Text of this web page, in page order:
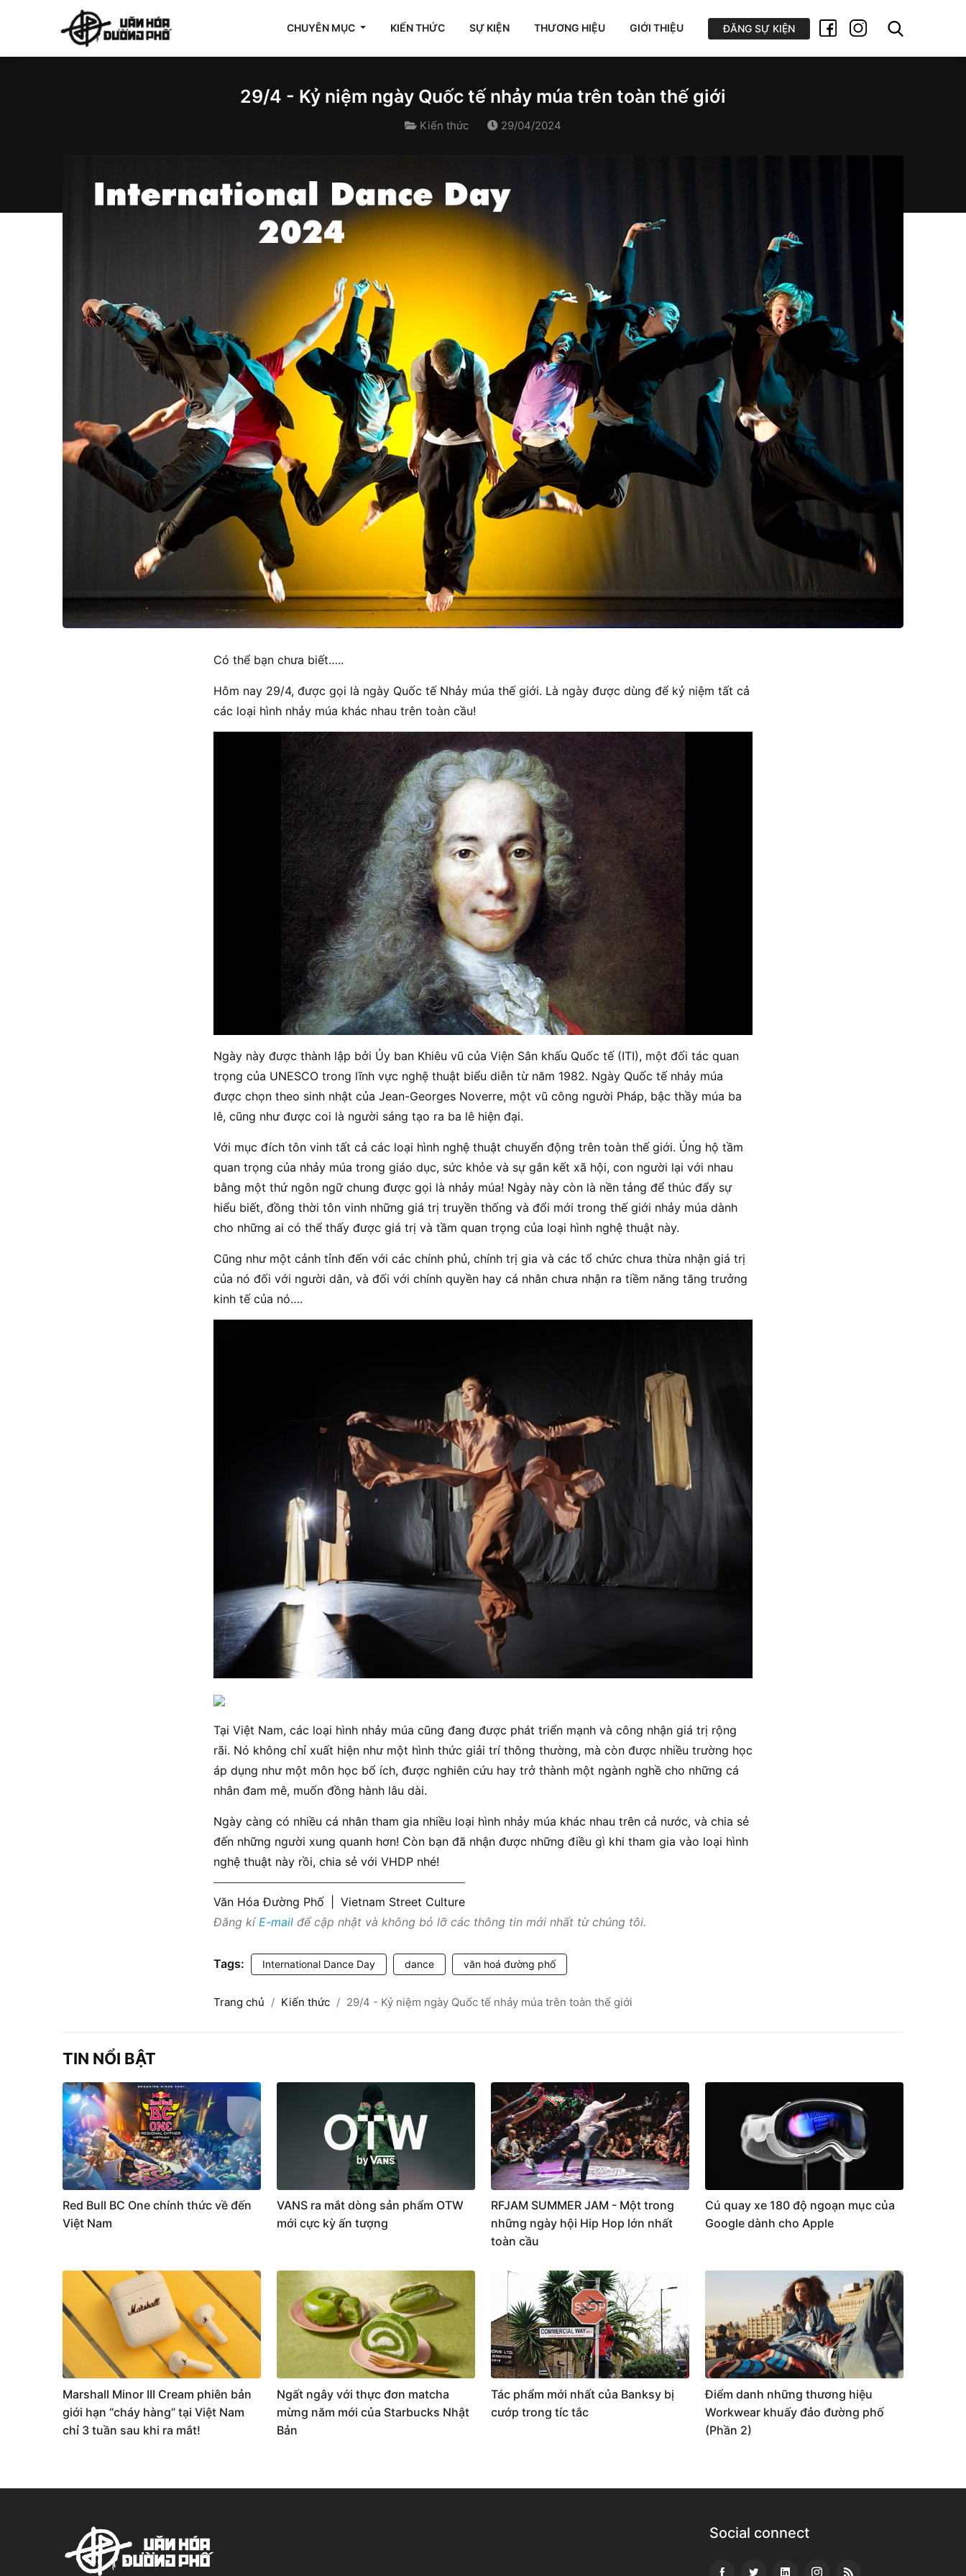
CHUYÊN MỤC KIẾN THỨC SỰ KIỆN THƯƠNG HIỆU GIỚI THIỆU ĐĂNG SỰ KIỆN
29/4 - Kỷ niệm ngày Quốc tế nhảy múa trên toàn thế giới
Kiến thức 29/04/2024
Có thể bạn chưa biết…..
Hôm nay 29/4, được gọi là ngày Quốc tế Nhảy múa thế giới. Là ngày được dùng để kỷ niệm tất cả
các loại hình nhảy múa khác nhau trên toàn cầu!
Ngày này được thành lập bởi Ủy ban Khiêu vũ của Viện Sân khấu Quốc tế (ITI), một đối tác quan
trọng của UNESCO trong lĩnh vực nghệ thuật biểu diễn từ năm 1982. Ngày Quốc tế nhảy múa
được chọn theo sinh nhật của Jean-Georges Noverre, một vũ công người Pháp, bậc thầy múa ba
lê, cũng như được coi là người sáng tạo ra ba lê hiện đại.
Với mục đích tôn vinh tất cả các loại hình nghệ thuật chuyển động trên toàn thế giới. Ủng hộ tầm
quan trọng của nhảy múa trong giáo dục, sức khỏe và sự gắn kết xã hội, con người lại với nhau
bằng một thứ ngôn ngữ chung được gọi là nhảy múa! Ngày này còn là nền tảng để thúc đẩy sự
hiểu biết, đồng thời tôn vinh những giá trị truyền thống và đổi mới trong thế giới nhảy múa dành
cho những ai có thể thấy được giá trị và tầm quan trọng của loại hình nghệ thuật này.
Cũng như một cảnh tỉnh đến với các chính phủ, chính trị gia và các tổ chức chưa thừa nhận giá trị
của nó đối với người dân, và đối với chính quyền hay cá nhân chưa nhận ra tiềm năng tăng trưởng
kinh tế của nó….
Tại Việt Nam, các loại hình nhảy múa cũng đang được phát triển mạnh và công nhận giá trị rộng
rãi. Nó không chỉ xuất hiện như một hình thức giải trí thông thường, mà còn được nhiều trường học
áp dụng như một môn học bổ ích, được nghiên cứu hay trở thành một ngành nghề cho những cá
nhân đam mê, muốn đồng hành lâu dài.
Ngày càng có nhiều cá nhân tham gia nhiều loại hình nhảy múa khác nhau trên cả nước, và chia sẻ
đến những người xung quanh hơn! Còn bạn đã nhận được những điều gì khi tham gia vào loại hình
nghệ thuật này rồi, chia sẻ với VHDP nhé!
Văn Hóa Đường Phố
Vietnam Street Culture
Đăng kíE-mail để cập nhật và không bỏ lỡ các thông tin mới nhất từ chúng tôi.
Tags: International Dance Day dance văn hoá đường phố
Trang chủ Kiến thức 29/4 - Kỷ niệm ngày Quốc tế nhảy múa trên toàn thế giới
TIN NỔI BẬT
Red Bull BC One chính thức về đến
Việt Nam
VANS ra mắt dòng sản phẩm OTW
mới cực kỳ ấn tượng
RFJAM SUMMER JAM - Một trong
những ngày hội Hip Hop lớn nhất
toàn cầu
Cú quay xe 180 độ ngoạn mục của
Google dành cho Apple
Marshall Minor III Cream phiên bản
giới hạn “cháy hàng” tại Việt Nam
chỉ 3 tuần sau khi ra mắt!
Ngất ngây với thực đơn matcha
mừng năm mới của Starbucks Nhật
Bản
Tác phẩm mới nhất của Banksy bị
cướp trong tíc tắc
Điểm danh những thương hiệu
Workwear khuấy đảo đường phố
(Phần 2)
Social connect